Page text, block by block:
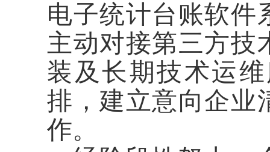
电子统计台账软件
主动对接第三方技
装及长期技术运
排，建立意向企业
作。